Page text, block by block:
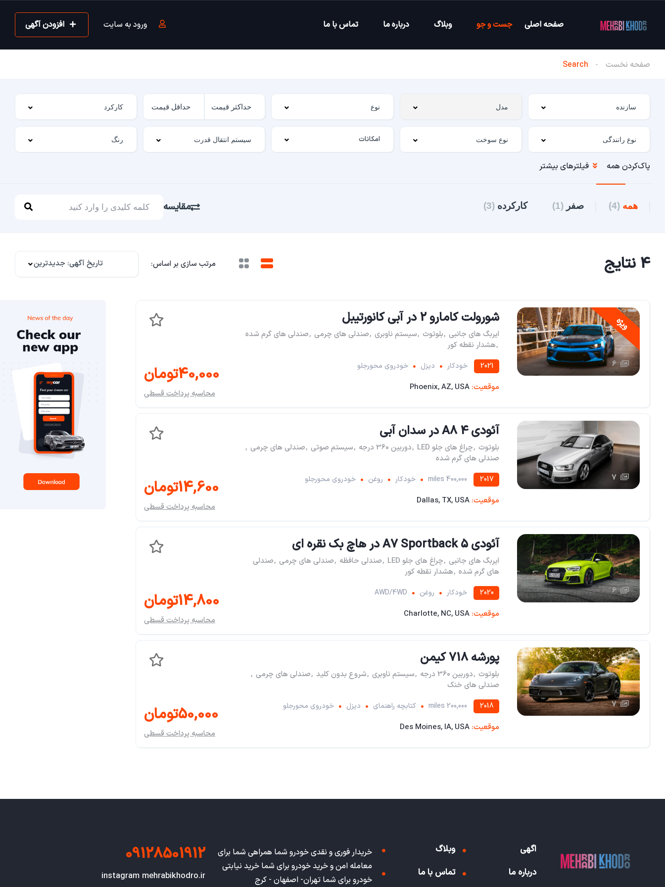
صفحه اصلی جست و جو وبلاگ درباره ما تماس با ما ورود به سایت افزودن آگهی
صفحه نخست Search
امکانات
پاک‌کردن همه فیلترهای بیشتر
همه (4) صفر (1) کارکرده (3) مقایسه
4 نتایج مرتب سازی بر اساس: تاریخ آگهی: جدیدترین
ویژه
6
شورولت کامارو 2 در آبی کانورتیبل
ایربگ های جانبی ,بلوتوث ,سیستم ناوبری ,صندلی های چرمی ,صندلی های گرم شده
,هشدار نقطه کور
2021 خودکار دیزل خودروی محورجلو
موقعیت: Phoenix, AZ, USA
40,000تومان
محاسبه پرداخت قسطی
7
آئودی A8 4 در سدان آبی
بلوتوث ,چراغ های جلو LED ,دوربین 360 درجه ,سیستم صوتی ,صندلی های چرمی ,
صندلی های گرم شده
2017
400,000 miles خودکار روغن خودروی محورجلو
موقعیت: Dallas, TX, USA
14,600تومان
محاسبه پرداخت قسطی
6
آئودی A7 Sportback 5 در هاچ بک نقره ای
ایربگ های جانبی ,چراغ های جلو LED ,صندلی حافظه ,صندلی های چرمی ,صندلی
های گرم شده ,هشدار نقطه کور
2020 خودکار روغن AWD/4WD
موقعیت: Charlotte, NC, USA
14,800تومان
محاسبه پرداخت قسطی
7
پورشه 718 کیمن
بلوتوث ,دوربین 360 درجه ,سیستم ناوبری ,شروع بدون کلید ,صندلی های چرمی ,
صندلی های خنک
2018
200,000 miles کتابچه راهنمای دیزل خودروی محورجلو
موقعیت: Des Moines, IA, USA
50,000تومان
محاسبه پرداخت قسطی
اگهی
وبلاگ
درباره ما
تماس با ما
خریدار فوری و نقدی خودرو شما همراهی شما برای
معامله امن و خرید خودرو برای شما خرید نیابتی
خودرو برای شما تهران- اصفهان - کرج
09128501912
instagram mehrabikhodro.ir